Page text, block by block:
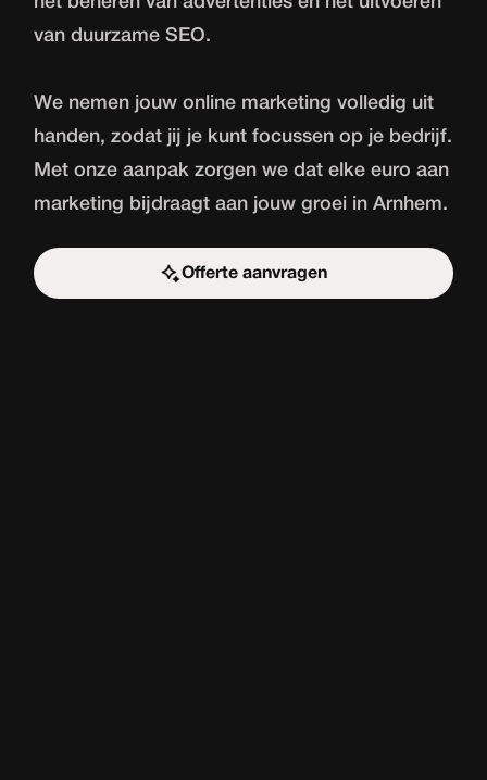
van duurzame SEO.
We nemen jouw online marketing volledig uit
handen, zodat jij je kunt focussen op je bedrijf.
Met onze aanpak zorgen we dat elke euro aan
marketing bijdraagt aan jouw groei in Arnhem.
Offerte aanvragen
Start de uitdaging